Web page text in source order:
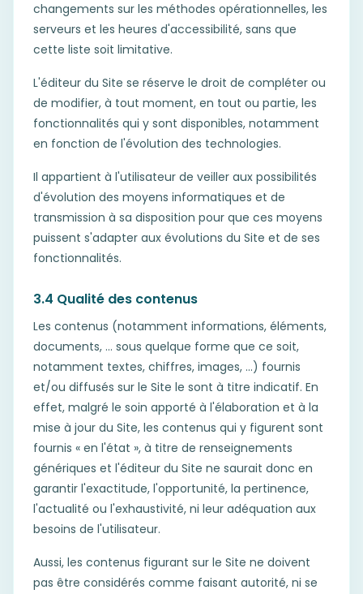
changements sur les méthodes opérationnelles, les
serveurs et les heures d'accessibilité, sans que
cette liste soit limitative.
L'éditeur du Site se réserve le droit de compléter ou
de modifier, à tout moment, en tout ou partie, les
fonctionnalités qui y sont disponibles, notamment
en fonction de l'évolution des technologies.
Il appartient à l'utilisateur de veiller aux possibilités
d'évolution des moyens informatiques et de
transmission à sa disposition pour que ces moyens
puissent s'adapter aux évolutions du Site et de ses
fonctionnalités.
3.4 Qualité des contenus
Les contenus (notamment informations, éléments,
documents, … sous quelque forme que ce soit,
notamment textes, chiffres, images, …) fournis
et/ou diffusés sur le Site le sont à titre indicatif. En
effet, malgré le soin apporté à l'élaboration et à la
mise à jour du Site, les contenus qui y figurent sont
fournis « en l'état », à titre de renseignements
génériques et l'éditeur du Site ne saurait donc en
garantir l'exactitude, l'opportunité, la pertinence,
l'actualité ou l'exhaustivité, ni leur adéquation aux
besoins de l'utilisateur.
Aussi, les contenus figurant sur le Site ne doivent
pas être considérés comme faisant autorité, ni se